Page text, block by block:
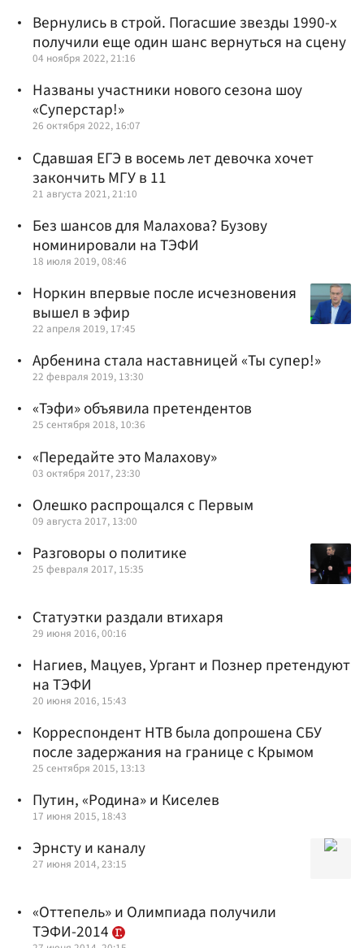
Вернулись в строй. Погасшие звезды 1990-х
получили еще один шанс вернуться на сцену
04 ноября 2022, 21:16
Названы участники нового сезона шоу
«Суперстар!»
26 октября 2022, 16:07
Сдавшая ЕГЭ в восемь лет девочка хочет
закончить МГУ в 11
21 августа 2021, 21:10
Без шансов для Малахова? Бузову
номинировали на ТЭФИ
18 июля 2019, 08:46
Норкин впервые после исчезновения
вышел в эфир
22 апреля 2019, 17:45
Арбенина стала наставницей «Ты супер!»
22 февраля 2019, 13:30
«Тэфи» объявила претендентов
25 сентября 2018, 10:36
«Передайте это Малахову»
03 октября 2017, 23:30
Олешко распрощался с Первым
09 августа 2017, 13:00
Разговоры о политике
25 февраля 2017, 15:35
Статуэтки раздали втихаря
29 июня 2016, 00:16
Нагиев, Мацуев, Ургант и Познер претендуют
на ТЭФИ
20 июня 2016, 15:43
Корреспондент НТВ была допрошена СБУ
после задержания на границе с Крымом
25 сентября 2015, 13:13
Путин, «Родина» и Киселев
17 июня 2015, 18:43
Эрнсту и каналу
27 июня 2014, 23:15
«Оттепель» и Олимпиада получили
ТЭФИ-2014